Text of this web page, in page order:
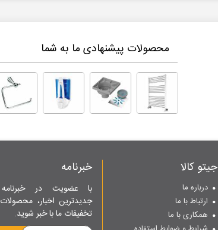
محصولات پیشنهادی ما به شما
جیتو کالا
درباره ما
ارتباط با ما
همکاری با ما
خبرنامه
با عضویت در
جدیدترین اخبار،
تخفیفات ما با خبر شوید.